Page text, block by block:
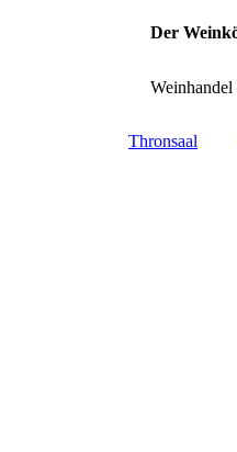
Der
Thronsaal